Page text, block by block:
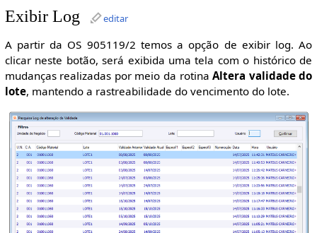
Exibir Log editar
A partir da OS 905119/2 temos a opção de exibir log. Ao
clicar neste botão, será exibida uma tela com o histórico de
mudanças realizadas por meio da rotinaAltera validade do
lote, mantendo a rastreabilidade do vencimento do lote.